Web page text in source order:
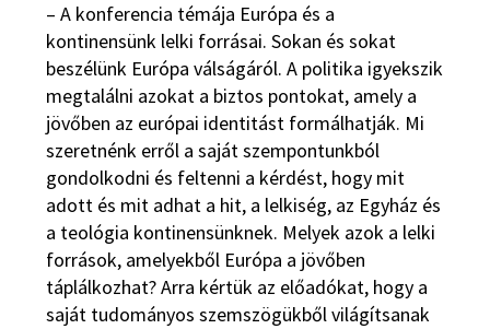
– A konferencia témája Európa és a
kontinensünk lelki forrásai. Sokan és sokat
beszélünk Európa válságáról. A politika igyekszik
megtalálni azokat a biztos pontokat, amely a
jövőben az európai identitást formálhatják. Mi
szeretnénk erről a saját szempontunkból
gondolkodni és feltenni a kérdést, hogy mit
adott és mit adhat a hit, a lelkiség, az Egyház és
a teológia kontinensünknek. Melyek azok a lelki
források, amelyekből Európa a jövőben
táplálkozhat? Arra kértük az előadókat, hogy a
saját tudományos szemszögükből világítsanak